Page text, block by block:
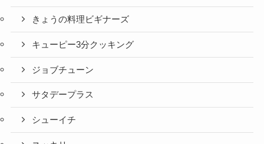
きょうの料理ビギナーズ
キューピー3分クッキング
ジョブチューン
サタデープラス
シューイチ